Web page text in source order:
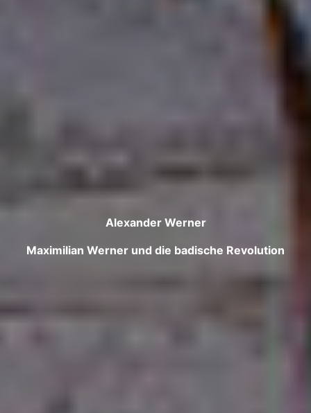
Alexander Werner
Maximilian Werner und die badische Revolution